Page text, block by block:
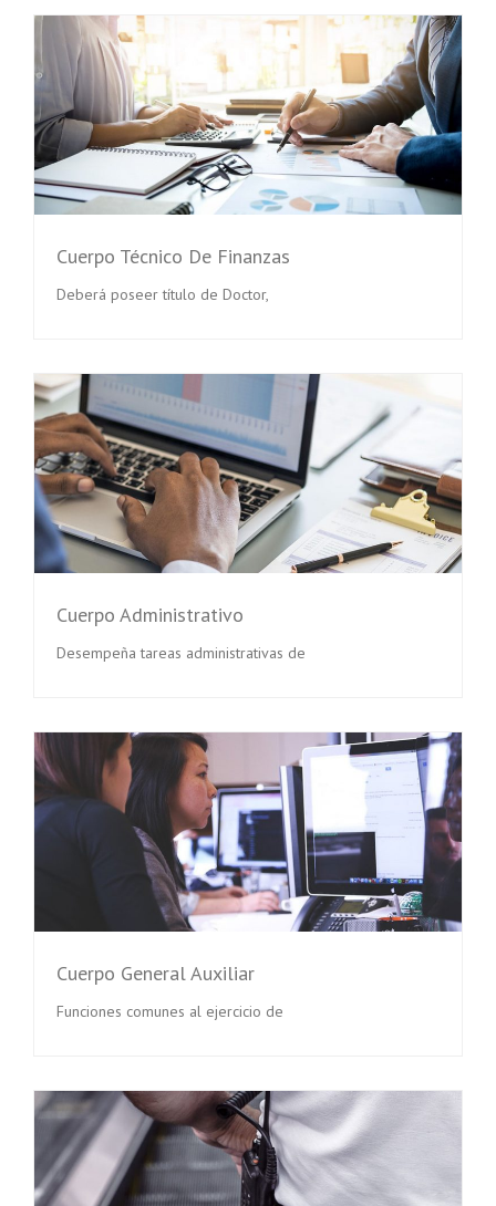
Cuerpo Técnico De Finanzas
Deberá poseer título de Doctor,
Cuerpo Administrativo
Desempeña tareas administrativas de
Cuerpo General Auxiliar
Funciones comunes al ejercicio de